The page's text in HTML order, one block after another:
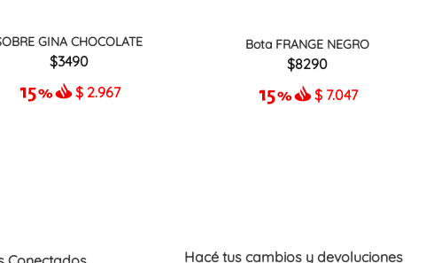
GINA CHOCOLATE
3490
$ 2.967
Bota FRANGE NEGRO
8290
$ 7.047
Hacé tus cambios y devoluciones